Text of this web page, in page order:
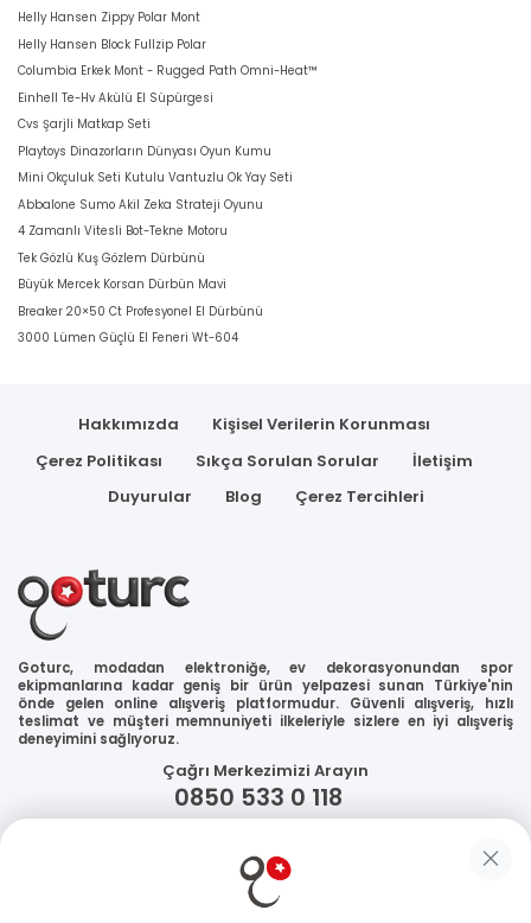
Helly Hansen Zippy Polar Mont
Helly Hansen Block Fullzip Polar
Columbia Erkek Mont - Rugged Path Omni-Heat™
Einhell Te-Hv Akülü El Süpürgesi
Cvs Şarjli Matkap Seti
Playtoys Dinazorların Dünyası Oyun Kumu
Mini Okçuluk Seti Kutulu Vantuzlu Ok Yay Seti
Abbalone Sumo Akil Zeka Strateji Oyunu
4 Zamanlı Vitesli Bot-Tekne Motoru
Tek Gözlü Kuş Gözlem Dürbünü
Büyük Mercek Korsan Dürbün Mavi
Breaker 20×50 Ct Profesyonel El Dürbünü
3000 Lümen Güçlü El Feneri Wt-604
Hakkımızda
Kişisel Verilerin Korunması
Çerez Politikası
Sıkça Sorulan Sorular
İletişim
Duyurular
Blog Çerez Tercihleri
Goturc, modadan elektroniğe, ev dekorasyonundan spor
ekipmanlarına kadar geniş bir ürün yelpazesi sunan Türkiye'nin
önde gelen online alışveriş platformudur. Güvenli alışveriş, hızlı
teslimat ve müşteri memnuniyeti ilkeleriyle sizlere en iyi alışveriş
deneyimini sağlıyoruz.
Çağrı Merkezimizi Arayın
0850 533 0 118
Güvenliğiniz